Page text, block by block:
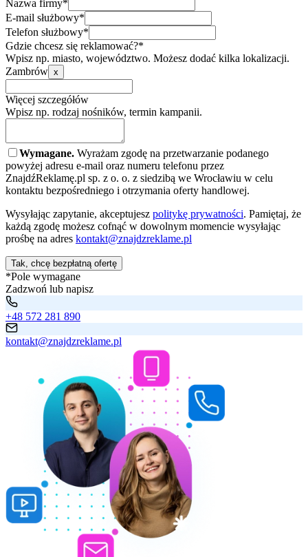
Nazwa firmy*
E-mail służbowy*
Telefon służbowy*
Gdzie chcesz się reklamować?*
Wpisz np. miasto, województwo. Możesz dodać kilka lokalizacji.
Zambrów x
Więcej szczegółów
Wpisz np. rodzaj nośników, termin kampanii.
Wymagane. Wyrażam zgodę na przetwarzanie podanego
powyżej adresu e-mail oraz numeru telefonu przez
ZnajdźReklamę.pl sp. z o. o. z siedzibą we Wrocławiu w celu
kontaktu bezpośredniego i otrzymania oferty handlowej.
Wysyłając zapytanie, akceptujesz politykę prywatności. Pamiętaj, że
każdą zgodę możesz cofnąć w dowolnym momencie wysyłając
prośbę na adres kontakt@znajdzreklame.pl
Tak, chcę bezpłatną ofertę
*Pole wymagane
Zadzwoń lub napisz
+48 572 281 890
kontakt@znajdzreklame.pl